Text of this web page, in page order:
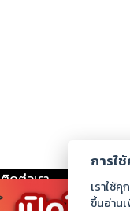
ติดต่อเรา ร่วมง
การใ
เราใช้
ขึ้นอ่าน